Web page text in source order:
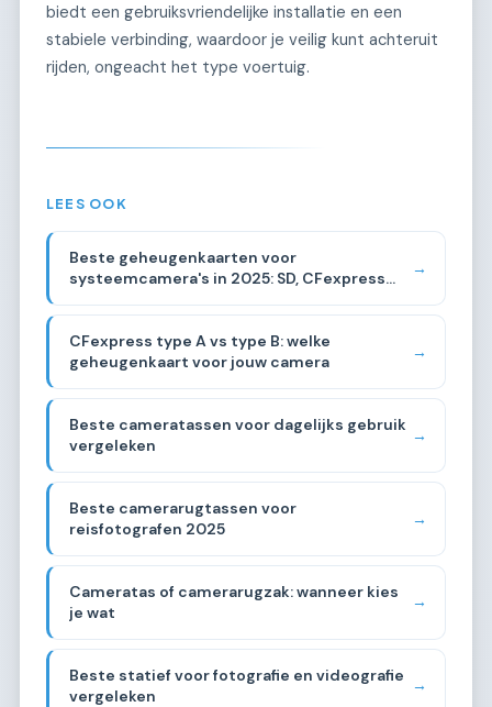
biedt een gebruiksvriendelijke installatie en een
stabiele verbinding, waardoor je veilig kunt achteruit
rijden, ongeacht het type voertuig.
LEES OOK
Beste geheugenkaarten voor
systeemcamera's in 2025: SD, CFexpress
→
CFexpress type A vs type B: welke
geheugenkaart voor jouw camera
→
Beste cameratassen voor dagelijks gebruik
vergeleken
→
Beste camerarugtassen voor
reisfotografen 2025
→
Cameratas of camerarugzak: wanneer kies
je wat
→
Beste statief voor fotografie en videografie
vergeleken
→